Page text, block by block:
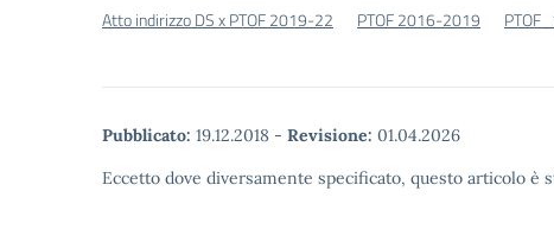
Atto indirizzo DS x PTOF 2019-22 PTOF 2016-2019
Pubblicato: 19.12.2018 - Revisione: 01.04.2026
Eccetto dove diversamente specificato, questo articolo